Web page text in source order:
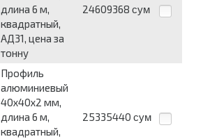
длина 6 м,
квадратный,
АД31, цена за
тонну
24609368 сум
Профиль
алюминиевый
40х40х2 мм,
длина 6 м,
квадратный,
25335440 сум